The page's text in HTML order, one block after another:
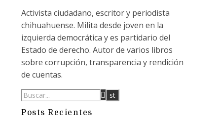
Activista ciudadano, escritor y periodista
chihuahuense. Milita desde joven en la
izquierda democrática y es partidario del
Estado de derecho. Autor de varios libros
sobre corrupción, transparencia y rendición
de cuentas.
Posts Recientes